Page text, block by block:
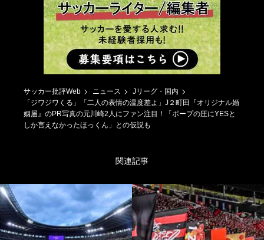
サッカー批評Web ニュース
Jリーグ・国内
「ジワジワくる」「二人の表情の温度差よ」J２町田『オリジナル婚
姻届』のPR写真の元川崎2人にファン注目！「ポープの圧にYESと
しか言えなかったほっくん」との仮説も
関連記事